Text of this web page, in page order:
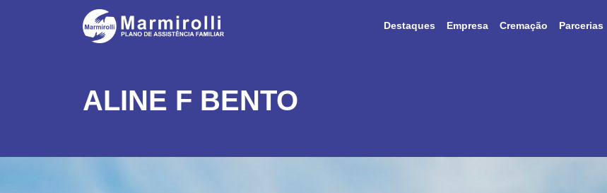
Destaques Empresa Cremação Parcerias
ALINE F BENTO